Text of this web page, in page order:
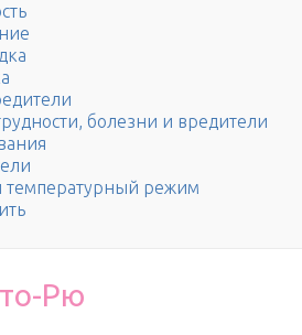
болезни и вредители
режим
Рю